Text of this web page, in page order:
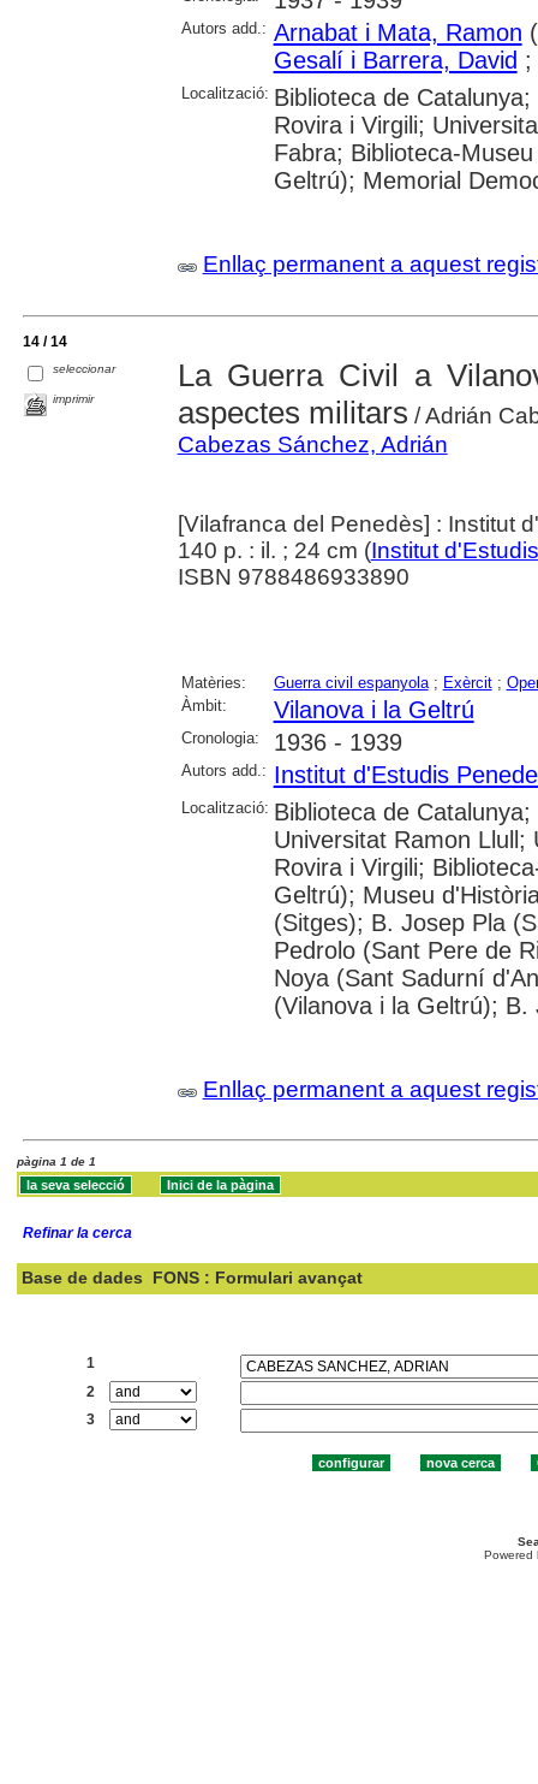
Autors add.: Arnabat i Mata, Ramon
Gesalí i Barrera, David ;
Localització: Biblioteca de
Rovira i Virgili;
Fabra; Biblioteca-
Geltrú); Memorial
Enllaç permanent a aquest
14 / 14
seleccionar
imprimir
La Guerra Civil a
aspectes militars / Adrián
Cabezas Sánchez, Adrián
[Vilafranca del Penedès] : Institut
140 p. : il. ; 24 cm (Institut
ISBN 9788486933890
Matèries: Guerra civil espanyola; Exèrcit;
Àmbit:
Vilanova i la Geltrú
Cronologia: 1936 - 1939
Autors add.: Institut d'Estudis
Localització: Biblioteca de
Universitat Ramon Llull;
Rovira i Virgili;
Geltrú); Museu
(Sitges); B. Josep Pla
Pedrolo (Sant Pere de
Noya (Sant Sadurní
(Vilanova i la Geltrú);
Enllaç permanent a aquest
pàgina 1 de 1
Refinar la cerca
Base de dades FONS : Formulari avançat
1
2
3
Powered